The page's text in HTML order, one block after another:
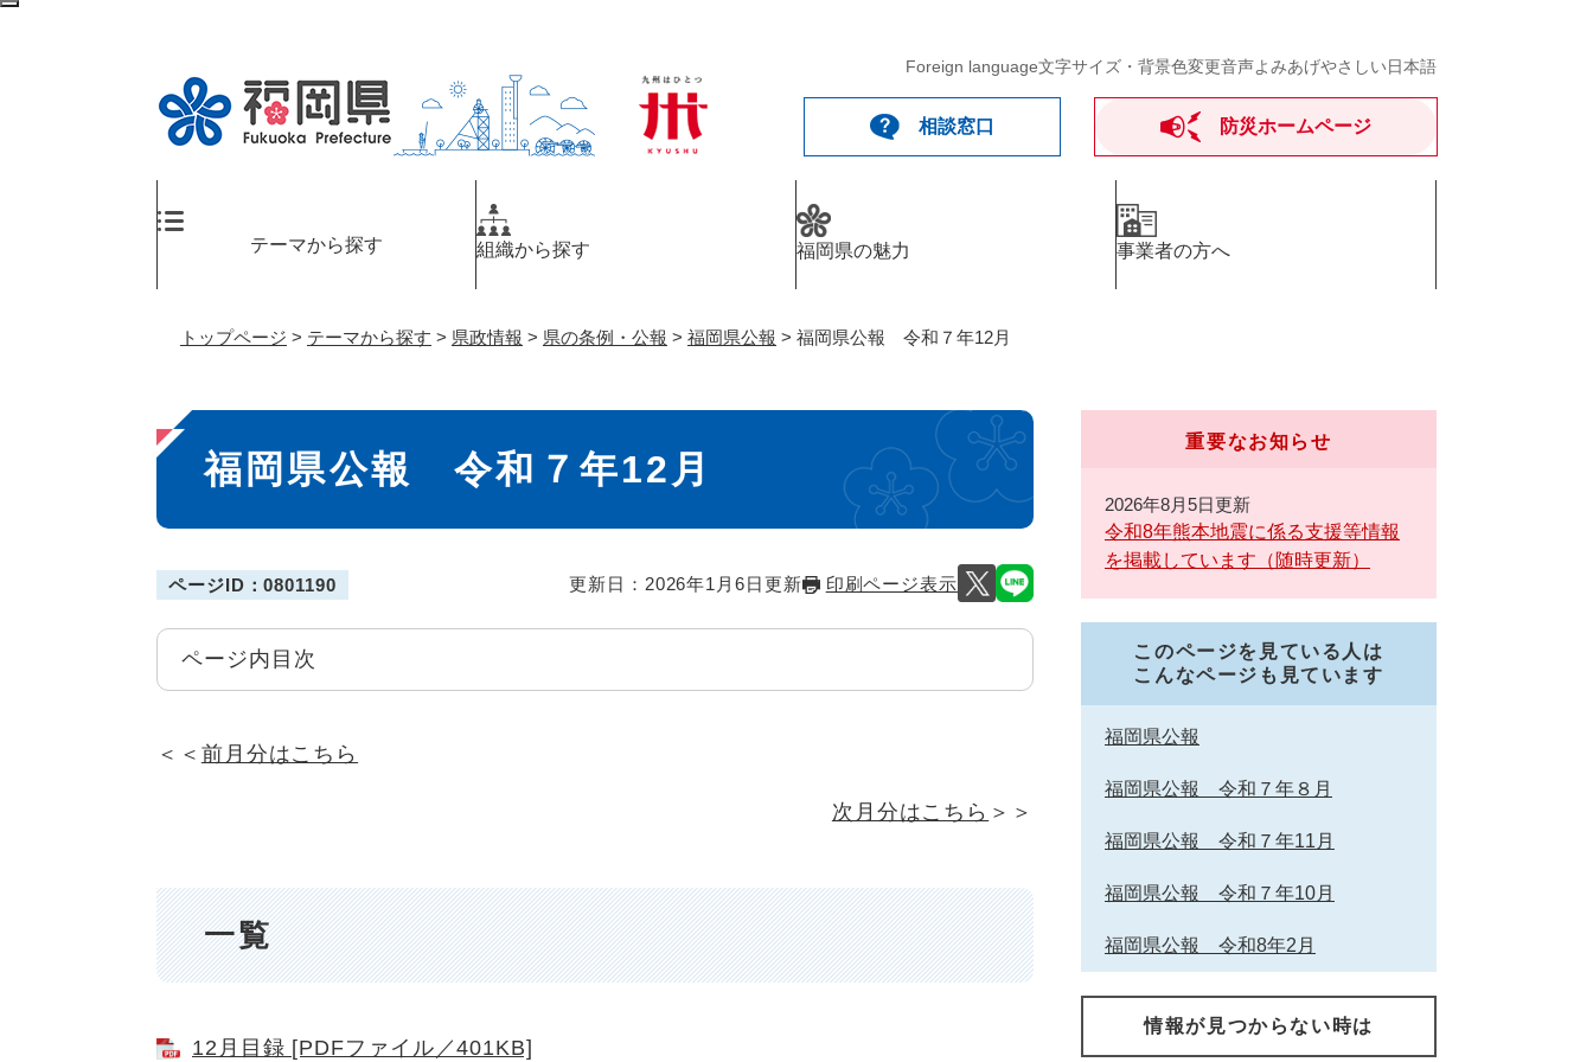
ペ
Foreign language文字サイズ・背景色変更音声よみあげやさしい日本語
相談窓口 防災ホームページ
テーマから探す 組織から探す 福岡県の魅力 事業者の方へ
トップページ > テーマから探す > 県政情報 > 県の条例・公報 > 福岡県公報 > 福岡県公報 令和７年12月
本
文
福岡県公報 令和７年12月
ページID：0801190 更新日：2026年1月6日更新 印刷ページ表示
ページ内目次
＜＜ 前月分はこちら
次月分はこちら ＞＞
一覧
12月目録 [PDFファイル／401KB]
重要なお知らせ
2026年8月5日更新
令和8年熊本地震に係る支援等情報
を掲載しています（随時更新）
このページを見ている人は
こんなページも見ています
福岡県公報
福岡県公報 令和７年８月
福岡県公報 令和７年11月
福岡県公報 令和７年10月
福岡県公報 令和8年2月
情報が見つからない時は